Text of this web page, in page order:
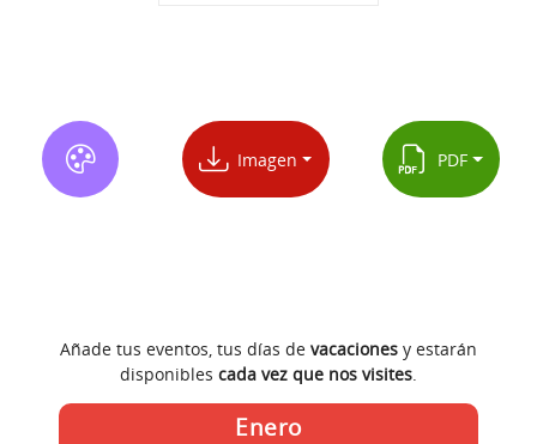
Enero
Añade tus eventos, tus días de vacaciones y estarán
disponibles cada vez que nos visites.
Imagen PDF